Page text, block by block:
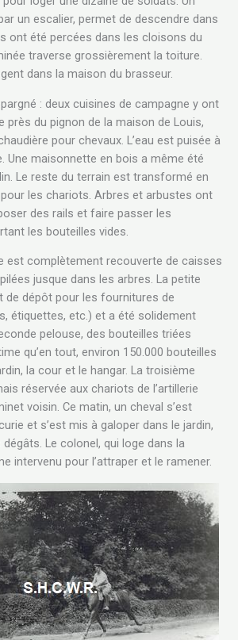
un escalier, permet de descendre dans
ont été percées dans les cloisons du
traverse grossièrement la toiture.
dans la maison du brasseur.
: deux cuisines de campagne y ont
près du pignon de la maison de Louis,
pour chevaux. L’eau est puisée à
Une maisonnette en bois a même été
Le reste du terrain est transformé en
les chariots. Arbres et arbustes ont
des rails et faire passer les
les bouteilles vides.
est complètement recouverte de caisses
jusque dans les arbres. La petite
de dépôt pour les fournitures de
étiquettes, etc.) et a été solidement
pelouse, des bouteilles triées
qu’en tout, environ 150.000 bouteilles
la cour et le hangar. La troisième
réservée aux chariots de l’artillerie
voisin. Ce matin, un cheval s’est
et s’est mis à galoper dans le jardin,
Le colonel, qui loge dans la
intervenu pour l’attraper et le ramener.